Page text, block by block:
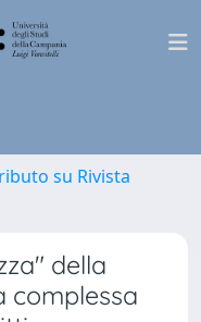
su Rivista
della
complessa